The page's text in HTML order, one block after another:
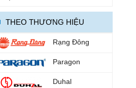
ĐÈN ÂM TƯỜNG
THEO THƯƠNG HIỆU
Rạng Đông
Paragon
Duhal